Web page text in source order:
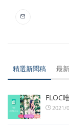
精選新聞稿 最
FLOC
2021/